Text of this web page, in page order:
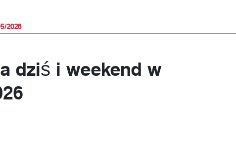
2026
dziś i weekend w